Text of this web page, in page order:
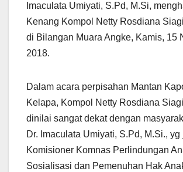
Imaculata Umiyati, S.Pd, M.Si,
Kenang Kompol Netty Rosdiana
di Bilangan Muara Angke, Kamis, 15
2018.
Dalam acara perpisahan Mantan
Kelapa, Kompol Netty Rosdiana
dinilai sangat dekat dengan
Dr. Imaculata Umiyati, S.Pd, M.Si., yg
Komisioner Komnas Perlindungan
Sosialisasi dan Pemenuhan Hak